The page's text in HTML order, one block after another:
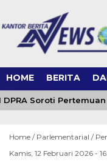
HOME BERITA
Soroti
Home / Parlementarial /
Kamis, 12 Februari 2026 -